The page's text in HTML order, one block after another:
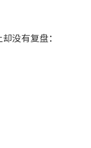
没有复盘：